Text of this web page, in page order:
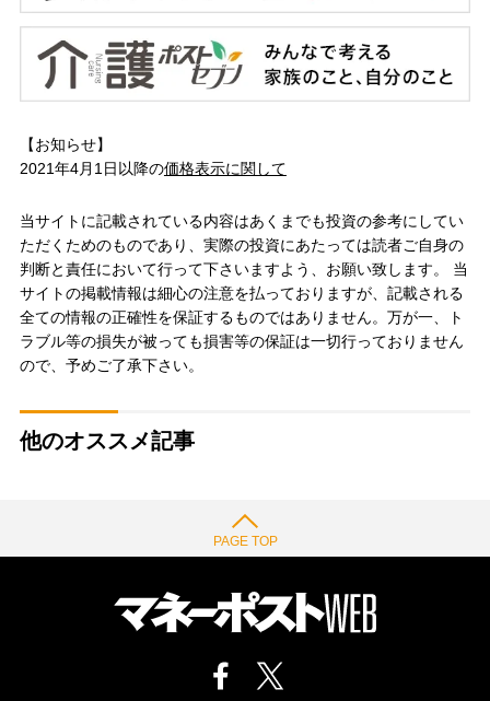
【お知らせ】
2021年4月1日以降の価格表示に関して
当サイトに記載されている内容はあくまでも投資の参考にしてい
ただくためのものであり、実際の投資にあたっては読者ご自身の
判断と責任において行って下さいますよう、お願い致します。 当
サイトの掲載情報は細心の注意を払っておりますが、記載される
全ての情報の正確性を保証するものではありません。万が一、ト
ラブル等の損失が被っても損害等の保証は一切行っておりません
ので、予めご了承下さい。
他のオススメ記事
PAGE TOP